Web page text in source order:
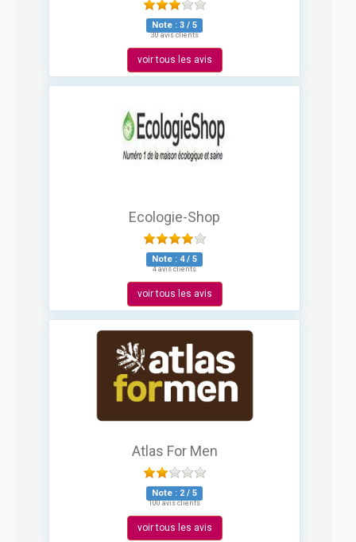
Note : 3 / 5
30 avis clients
voir tous les avis
Ecologie-Shop
Note : 4/ 5
4 avis clients
voir tous les avis
Atlas For Men
Note : 2 / 5
100 avis clients
voir tous les avis